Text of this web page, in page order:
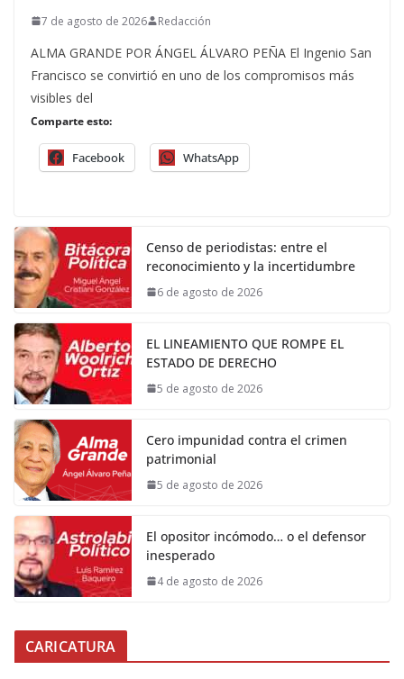
7 de agosto de 2026 Redacción
ALMA GRANDE POR ÁNGEL ÁLVARO PEÑA El Ingenio San
Francisco se convirtió en uno de los compromisos más
visibles del
Comparte esto:
Facebook WhatsApp
Censo de periodistas: entre el
reconocimiento y la incertidumbre
6 de agosto de 2026
EL LINEAMIENTO QUE ROMPE EL
ESTADO DE DERECHO
5 de agosto de 2026
Cero impunidad contra el crimen
patrimonial
5 de agosto de 2026
El opositor incómodo… o el defensor
inesperado
4 de agosto de 2026
CARICATURA